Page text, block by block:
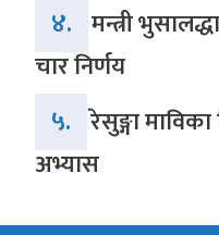
४. मन्त्री
चार निर्णय
५. रेसुङ्गा
अभ्यास